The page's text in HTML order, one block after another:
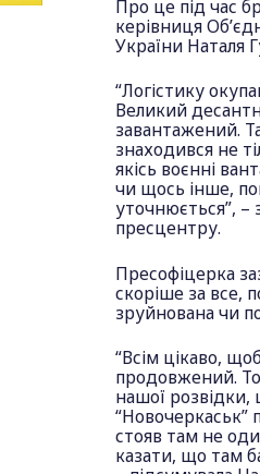
Про це під час
керівниця
України Наталя
“Логістику
Великий
завантажений.
знаходився не
якісь воєнні
чи щось інше,
уточнюється”, –
пресцентру.
Пресофіцерка
скоріше за все,
зруйнована чи
“Всім цікаво,
продовжений.
нашої розвідки,
стояв там не
казати, що там